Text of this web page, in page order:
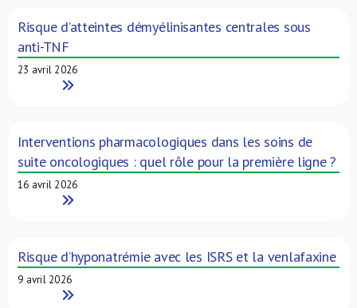
Risque d’atteintes démyélinisantes centrales sous
anti-TNF
23 avril 2026
Read More
Interventions pharmacologiques dans les soins de
suite oncologiques : quel rôle pour la première ligne ?
16 avril 2026
Read More
Risque d’hyponatrémie avec les ISRS et la venlafaxine
9 avril 2026
Read More